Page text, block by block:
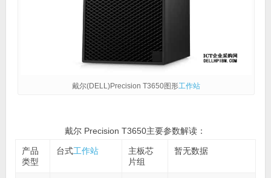
戴尔(DELL)Precision T3650图形工作站
戴尔 Precision T3650主要参数解读：
产品
类型
台式工作站
主板芯
片组
暂无数据